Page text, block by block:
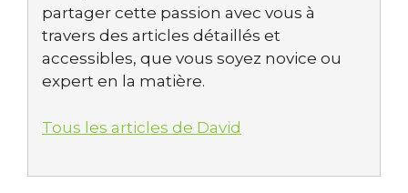
partager cette passion avec vous à
travers des articles détaillés et
accessibles, que vous soyez novice ou
expert en la matière.
Tous les articles de David